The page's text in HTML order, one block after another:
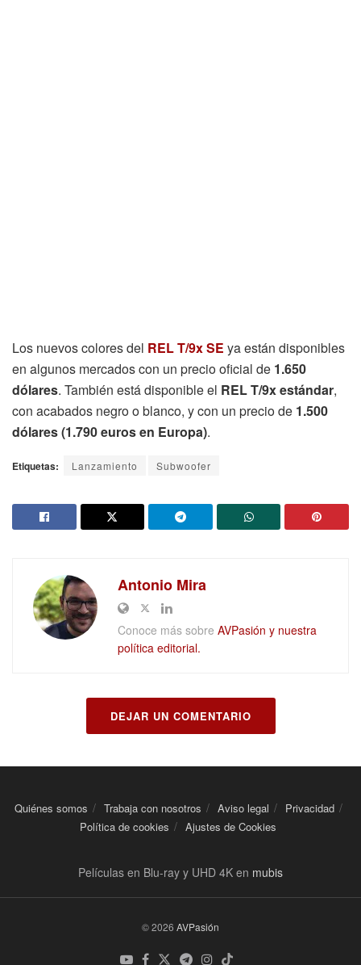
Los nuevos colores del REL T/9x SE ya están disponibles
en algunos mercados con un precio oficial de 1.650
dólares. También está disponible el REL T/9x estándar,
con acabados negro o blanco, y con un precio de 1.500
dólares (1.790 euros en Europa).
Etiquetas: Lanzamiento Subwoofer
Antonio Mira
Conoce más sobre AVPasión y nuestra
política editorial.
DEJAR UN COMENTARIO
Quiénes somos Trabaja con nosotros Aviso legal
Privacidad
Política de cookies
Ajustes de Cookies
Películas en Blu-ray y UHD 4K en mubis
© 2026 AVPasión